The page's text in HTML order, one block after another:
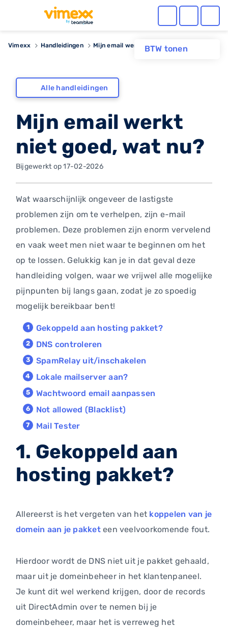
BTW tonen
Vimexx Handleidingen Mijn email werkt niet goed, wat nu?
Alle handleidingen
Mijn email werkt
niet goed, wat nu?
Bijgewerkt op 17-02-2026
Wat waarschijnlijk ongeveer de lastigste
problemen zijn om te verhelpen, zijn e-mail
problemen. Deze problemen zijn enorm vervelend
en vaak weet men niet waar te beginnen om het
op te lossen. Gelukkig kan je in dat geval deze
handleiding volgen, waar we vrijwel alle mogelijke
pijnpunten bij langs gaan, zodat je zo spoedig
mogelijk bereikbaar bent!
Gekoppeld aan hosting pakket?
DNS controleren
SpamRelay uit/inschakelen
Lokale mailserver aan?
Wachtwoord email aanpassen
Not allowed (Blacklist)
Mail Tester
1. Gekoppeld aan
hosting pakket?
Allereerst is het vergeten van het koppelen van je
domein aan je pakketeen veelvoorkomende fout.
Hierdoor wordt de DNS niet uit je pakket gehaald,
maar uit je domeinbeheer in het klantenpaneel.
Je kunt dit wel werkend krijgen, door de records
uit DirectAdmin over te nemen bij je
domeinbeheer, maar het is verreweg het